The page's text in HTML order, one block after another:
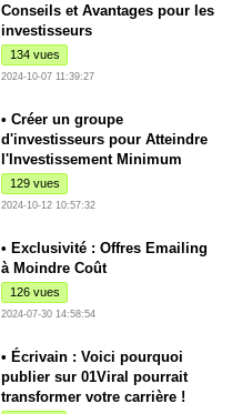
Conseils et Avantages pour les
investisseurs
134 vues
2024-10-07 11:39:27
• Créer un groupe
d'investisseurs pour Atteindre
l'Investissement Minimum
129 vues
2024-10-12 10:57:32
• Exclusivité : Offres Emailing
à Moindre Coût
126 vues
2024-07-30 14:58:54
• Écrivain : Voici pourquoi
publier sur 01Viral pourrait
transformer votre carrière !